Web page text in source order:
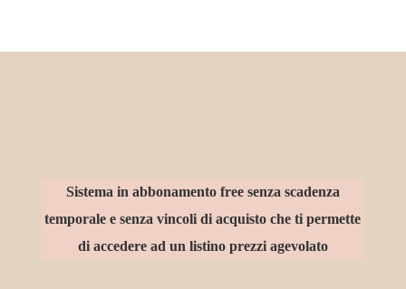
Sistema in abbonamento free senza scadenza
temporale e senza vincoli di acquisto che ti permette
di accedere ad un listino prezzi agevolato